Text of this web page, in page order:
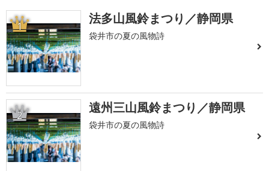
1 法多山風鈴まつり／静岡県
袋井市の夏の風物詩
2 遠州三山風鈴まつり／静岡県
袋井市の夏の風物詩